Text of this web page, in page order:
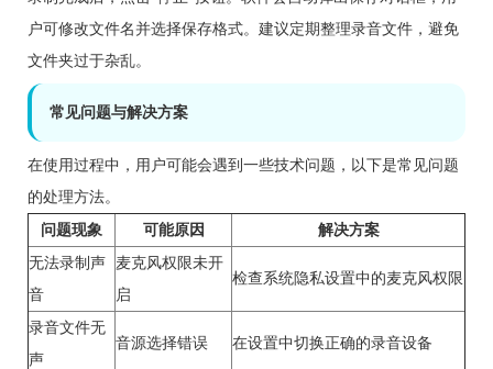
户可修改文件名并选择保存格式。建议定期整理录音文件，避免
文件夹过于杂乱。
常见问题与解决方案
在使用过程中，用户可能会遇到一些技术问题，以下是常见问题
的处理方法。
问题现象
可能原因
解决方案
无法录制声
音
麦克风权限未开
启
检查系统隐私设置中的麦克风权限
录音文件无
声
音源选择错误 在设置中切换正确的录音设备